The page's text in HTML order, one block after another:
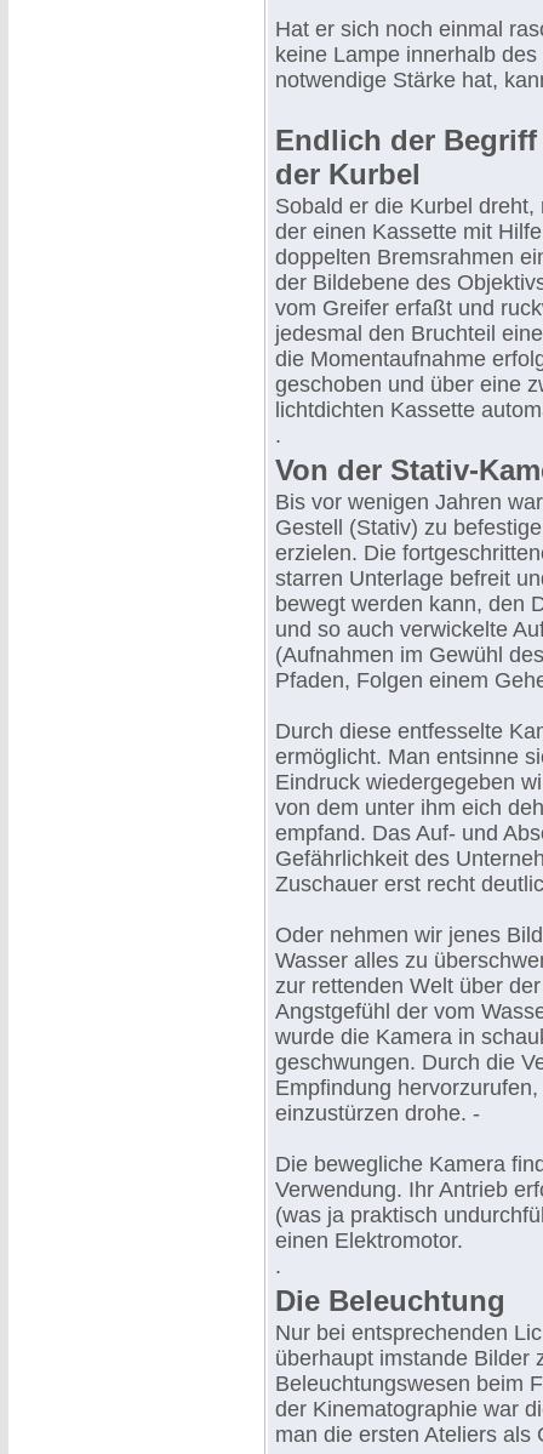
Hat er sich noch einmal
keine Lampe innerhalb
notwendige Stärke hat,
Endlich der
der Kurbel
Sobald er die Kurbel
der einen Kassette mit
doppelten Bremsrahmen
der Bildebene des
vom Greifer erfaßt und
jedesmal den Bruchteil
die Momentaufnahme
geschoben und über eine
lichtdichten Kassette
.
Von der Stativ-
Bis vor wenigen Jahren
Gestell (Stativ) zu
erzielen. Die
starren Unterlage befreit
bewegt werden kann, den
und so auch verwickelte
(Aufnahmen im Gewühl
Pfaden, Folgen einem
Durch diese entfesselte
ermöglicht. Man entsinne
Eindruck wiedergegeben
von dem unter ihm eich
empfand. Das Auf- und
Gefährlichkeit des
Zuschauer erst recht
Oder nehmen wir jenes
Wasser alles zu
zur rettenden Welt über
Angstgefühl der vom
wurde die Kamera in
geschwungen. Durch die
Empfindung
einzustürzen drohe. -
Die bewegliche Kamera
Verwendung. Ihr Antrieb
(was ja praktisch
einen Elektromotor.
.
Die Beleuchtung
Nur bei entsprechenden
überhaupt imstande Bilder
Beleuchtungswesen beim
der Kinematographie war
man die ersten Ateliers als